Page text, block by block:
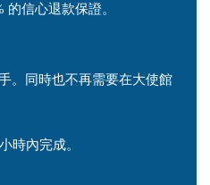
的信心退款保證。
。同時也不再需要在大使館
時內完成。